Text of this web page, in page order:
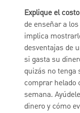
Explique el
de enseñar a
implica
desventajas de
si gasta su
quizás no
comprar helado
semana.
dinero y cómo